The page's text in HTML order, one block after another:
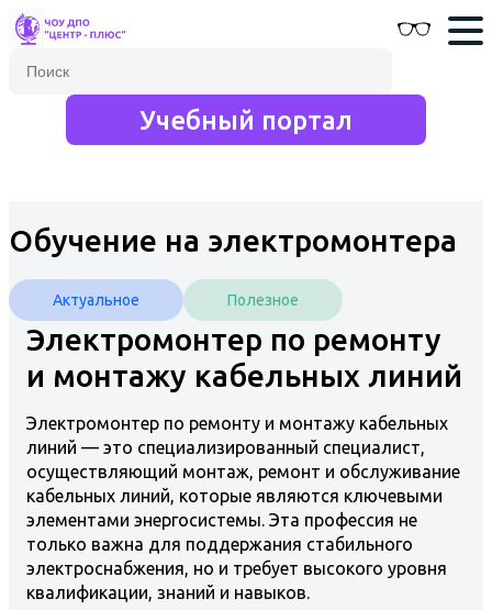
Учебный портал
Обучение на электромонтера
Актуальное Полезное
Электромонтер по ремонту
и монтажу кабельных линий
Электромонтер по ремонту и монтажу кабельных
линий — это специализированный специалист,
осуществляющий монтаж, ремонт и обслуживание
кабельных линий, которые являются ключевыми
элементами энергосистемы. Эта профессия не
только важна для поддержания стабильного
электроснабжения, но и требует высокого уровня
квалификации, знаний и навыков.